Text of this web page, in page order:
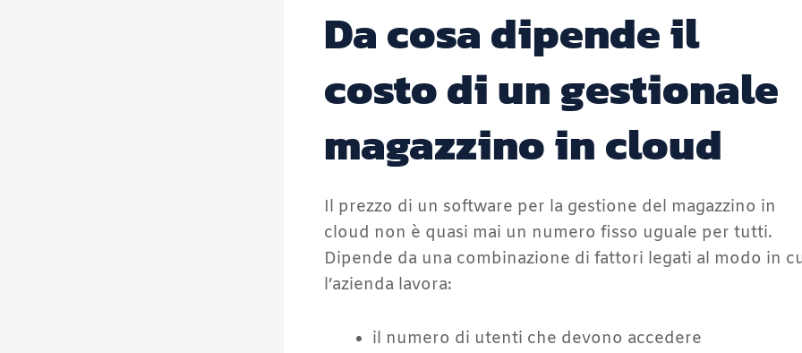
Da cosa dipende il
costo di un gestionale
magazzino in cloud
Il prezzo di un software per la gestione del magazzino in
cloud non è quasi mai un numero fisso uguale per tutti.
Dipende da una combinazione di fattori legati al modo in
l’azienda lavora:
il numero di utenti che devono accedere